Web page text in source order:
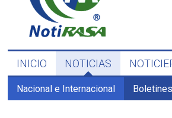
INICIO NOTICIAS
Nacional e Internacional Boletines